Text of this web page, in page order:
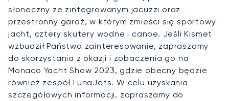
słoneczny ze zintegrowanym jacuzzi oraz
przestronny garaż, w którym zmieści się sportowy
jacht, cztery skutery wodne i canoe. Jeśli Kismet
wzbudził Państwa zainteresowanie, zapraszamy
do skorzystania z okazji i zobaczenia go na
Monaco Yacht Show 2023, gdzie obecny będzie
również zespół LunaJets. W celu uzyskania
szczegółowych informacji, zapraszamy do